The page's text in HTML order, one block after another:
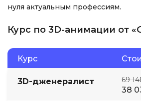
нуля актуальным профессиям.
Курс по 3D-анимации от
Курс
3D-дженералист 69
38